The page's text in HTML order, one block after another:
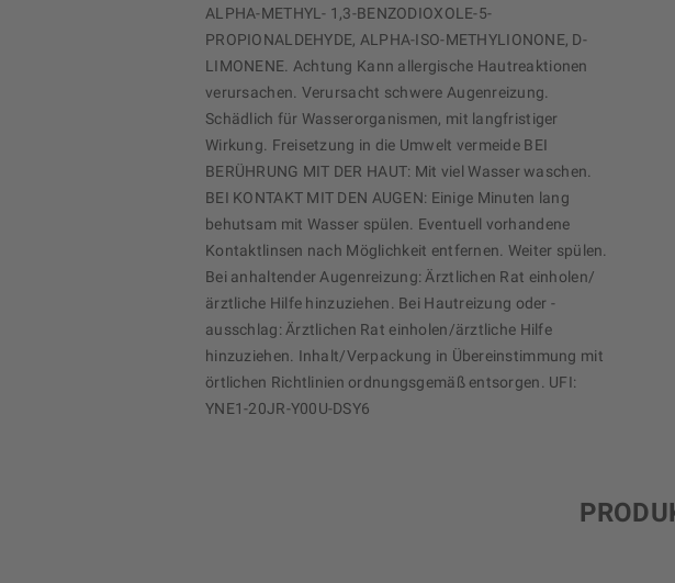
ALPHA-METHYL- 1,3-BENZODIOXOLE-5-
PROPIONALDEHYDE, ALPHA-ISO-METHYLIONONE, D-
LIMONENE. Achtung Kann allergische Hautreaktionen
verursachen. Verursacht schwere Augenreizung.
Schädlich für Wasserorganismen, mit langfristiger
Wirkung. Freisetzung in die Umwelt vermeide BEI
BERÜHRUNG MIT DER HAUT: Mit viel Wasser waschen.
BEI KONTAKT MIT DEN AUGEN: Einige Minuten lang
behutsam mit Wasser spülen. Eventuell vorhandene
Kontaktlinsen nach Möglichkeit entfernen. Weiter spülen.
Bei anhaltender Augenreizung: Ärztlichen Rat einholen/
ärztliche Hilfe hinzuziehen. Bei Hautreizung oder -
ausschlag: Ärztlichen Rat einholen/ärztliche Hilfe
hinzuziehen. Inhalt/Verpackung in Übereinstimmung mit
örtlichen Richtlinien ordnungsgemäß entsorgen. UFI:
YNE1-20JR-Y00U-DSY6